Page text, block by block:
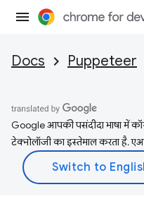
Docs Puppeteer
Google आपकी पसंदीदा भाषा में
टेक्नोलॉजी का इस्तेमाल करता है.